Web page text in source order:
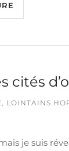
cités
, LOINTAINS
je suis